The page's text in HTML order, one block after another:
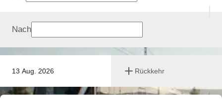
13 Aug. 2026 Rückkehr
Nach